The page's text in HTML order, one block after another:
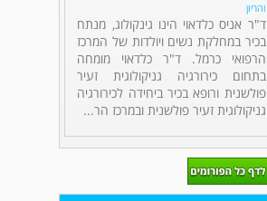
והריון
ד"ר אניס כלדאוי הינו גינקולוג, מנתח
בכיר במחלקת נשים ויולדות של המרכז
הרפואי כרמל. ד"ר כלדאוי מומחה
בתחום כירורגיה גניקולוגית זעיר
פולשנית ורופא בכיר ביחידה לכירורגיה
גניקולוגית זעיר פולשנית ובמרכז הר...